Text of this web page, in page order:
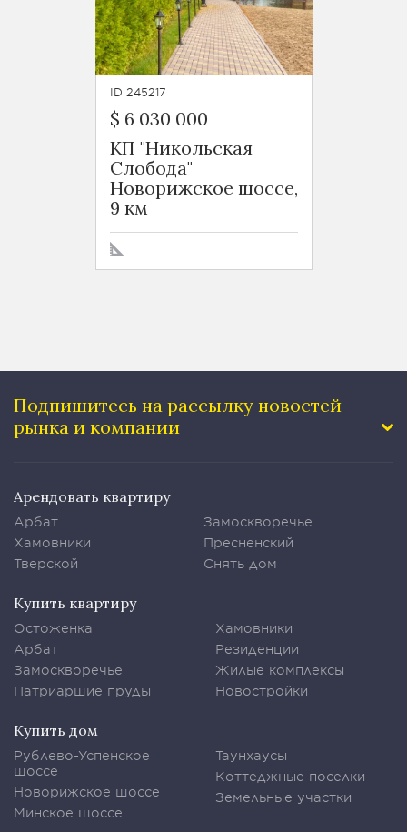
ID 245217
$ 6 030 000
КП "Никольская
Слобода"
Новорижское шоссе,
9 км
Подпишитесь на рассылку новостей
рынка и компании
Арендовать квартиру
Арбат
Хамовники
Тверской
Замоскворечье
Пресненский
Снять дом
Купить квартиру
Остоженка
Арбат
Замоскворечье
Патриаршие пруды
Хамовники
Резиденции
Жилые комплексы
Новостройки
Купить дом
Рублево-Успенское
шоссе
Новорижское шоссе
Минское шоссе
Таунхаусы
Коттеджные поселки
Земельные участки